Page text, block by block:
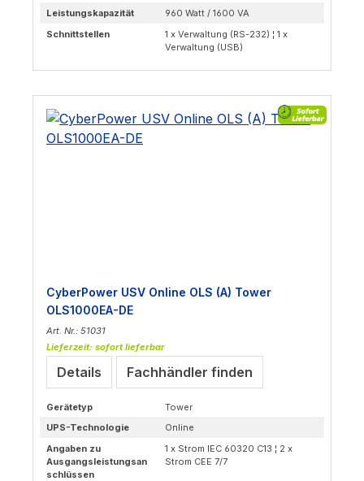
Leistungskapazität
960 Watt / 1600 VA
Schnittstellen
1 x Verwaltung (RS-232) ¦ 1 x
Verwaltung (USB)
CyberPower USV Online OLS (A) Tower
OLS1000EA-DE
Art. Nr.: 51031
Lieferzeit: sofort lieferbar
Details Fachhändler finden
Gerätetyp
Tower
UPS-Technologie
Online
Angaben zu
Ausgangsleistungsan
schlüssen
1 x Strom IEC 60320 C13 ¦ 2 x
Strom CEE 7/7